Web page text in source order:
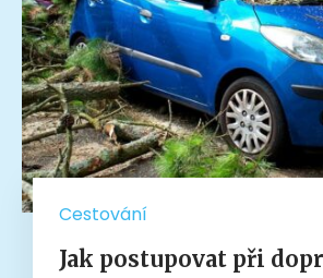
Cestování
Jak postupovat při